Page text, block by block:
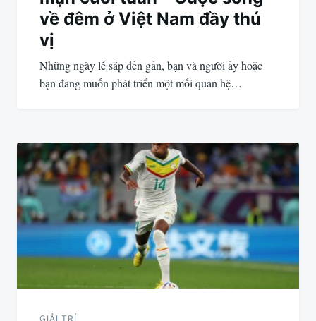
về đêm ở Việt Nam đầy thú
vị
Những ngày lễ sắp đến gần, bạn và người ấy hoặc
bạn đang muốn phát triển một mối quan hệ…
GIẢI TRÍ